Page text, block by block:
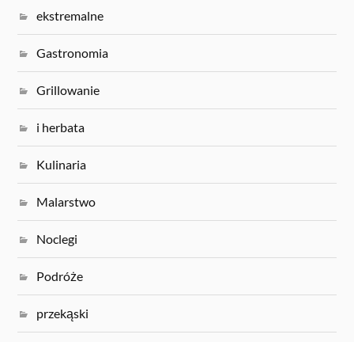
ekstremalne
Gastronomia
Grillowanie
i herbata
Kulinaria
Malarstwo
Noclegi
Podróże
przekąski